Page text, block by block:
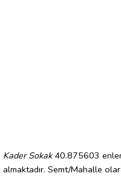
Kader Sokak40.875603
almaktadır. Semt/Mahalle